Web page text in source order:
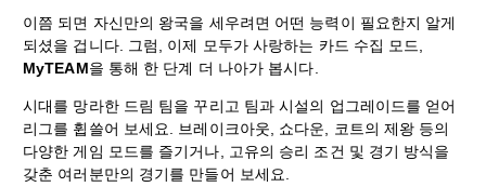
이쯤 되면 자신만의 왕국을 세우려면 어떤 능력이 필요한지 알게
되셨을 겁니다. 그럼, 이제 모두가 사랑하는 카드 수집 모드,
MyTEAM을 통해 한 단계 더 나아가 봅시다.
시대를 망라한 드림 팀을 꾸리고 팀과 시설의 업그레이드를 얻어
리그를 휩쓸어 보세요. 브레이크아웃, 쇼다운, 코트의 제왕 등의
다양한 게임 모드를 즐기거나, 고유의 승리 조건 및 경기 방식을
갖춘 여러분만의 경기를 만들어 보세요.